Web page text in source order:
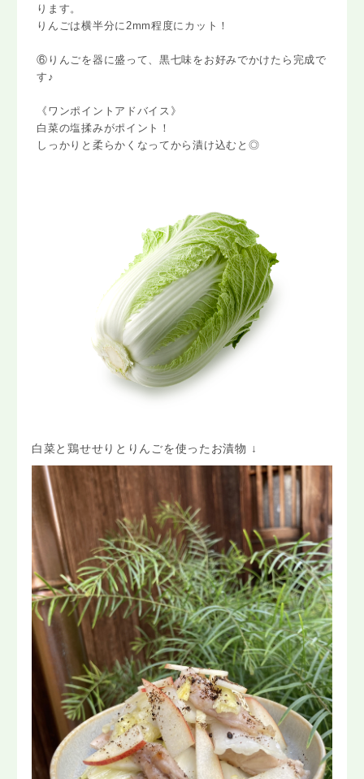
ります。
りんごは横半分に2mm程度にカット！
⑥りんごを器に盛って、黒七味をお好みでかけたら完成で
す♪
《ワンポイントアドバイス》
白菜の塩揉みがポイント！
しっかりと柔らかくなってから漬け込むと◎
白菜と鶏せせりとりんごを使ったお漬物 ↓